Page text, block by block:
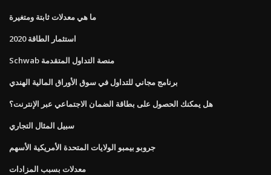
ما هي معدلات ثابتة ومتغيرة
استثمار الطاقة 2020
Schwab منصة التداول المتقدمة
برنامج مجاني للتداول في سوق الأوراق المالية الهندي
هل يمكنك الحصول على بطاقة الضمان الاجتماعي عبر الإنترنت؟
سبيل المثال التجاري
جروبو بيمبو الولايات المتحدة الأمريكية الأسهم
معدلات بسبب المزادات